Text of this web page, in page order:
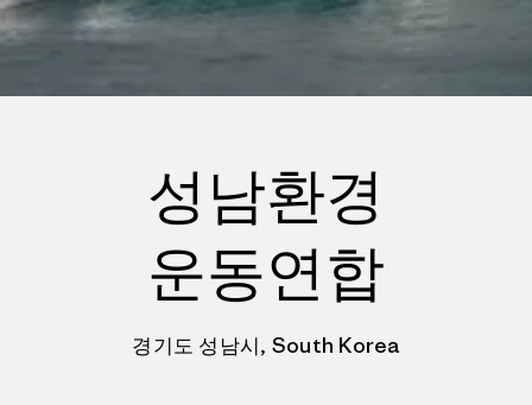
성남환경
운동연합
경기도 성남시, South Korea